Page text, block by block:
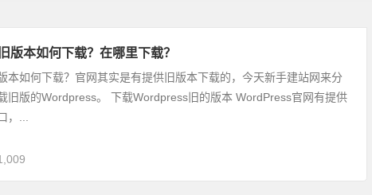
版本如何下载？在哪里下载？
本如何下载？官网其实是有提供旧版本下载的，今天新手建站网来分
旧版的Wordpress。 下载Wordpress旧的版本 WordPress官网有提供
，...